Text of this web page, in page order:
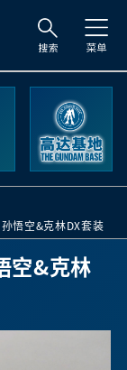
悟空&克林DX套装
空&克林